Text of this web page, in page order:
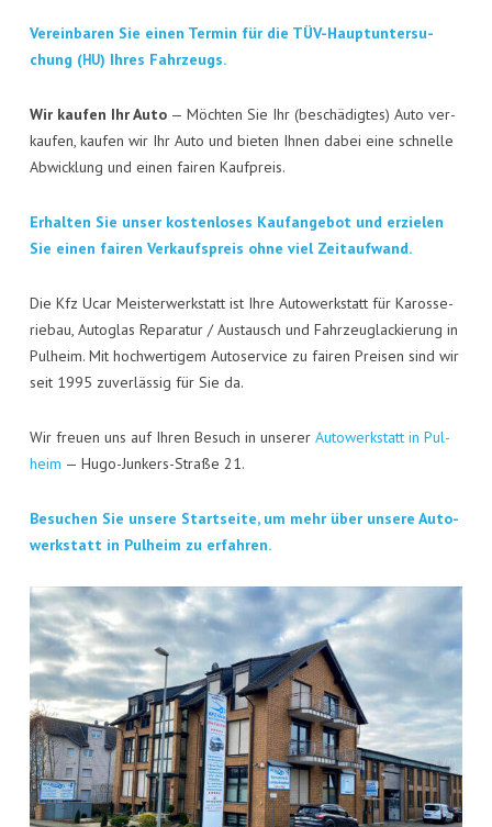
VISI­TEN­KAR­TE
JOBS
Ver­ein­ba­ren Sie einen Ter­min für die TÜV-Haupt­un­ter­su­
chung (HU) Ihres Fahrzeugs.
Wir kau­fen Ihr Auto— Möch­ten Sie Ihr (beschä­dig­tes) Auto ver­
kau­fen, kau­fen wir Ihr Auto und bie­ten Ihnen dabei eine schnel­le
Abwick­lung und einen fai­ren Kaufpreis.
Erhal­ten Sie unser kos­ten­lo­ses Kauf­an­ge­bot und erzie­len
Sie einen fai­ren Ver­kaufs­preis ohne viel Zeitaufwand.
Die Kfz Ucar Meis­ter­werk­statt ist Ihre Auto­werk­statt für Karos­se­
rie­bau, Auto­glas Repa­ra­tur / Aus­tausch und Fahr­zeug­la­ckie­rung in
Pul­heim. Mit hoch­wer­ti­gem Auto­ser­vice zu fai­ren Prei­sen sind wir
seit 1995 zuver­läs­sig für Sie da.
Wir freu­en uns auf Ihren Besuch in unse­rer Auto­werk­statt in Pul­
heim — Hugo-Jun­kers-Stra­ße 21.
Besu­chen Sie unse­re Start­sei­te, um mehr über unse­re Auto­
werk­statt in Pul­heim zu erfahren.